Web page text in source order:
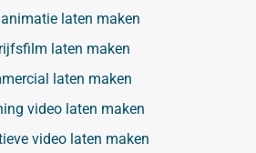
laten maken
laten maken
laten maken
video laten maken
video laten maken